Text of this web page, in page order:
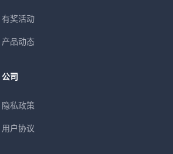
有奖活动
产品动态
公司
隐私政策
用户协议